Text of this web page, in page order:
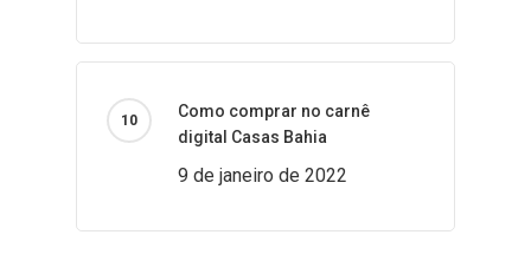
Como comprar no carnê
digital Casas Bahia
9 de janeiro de 2022